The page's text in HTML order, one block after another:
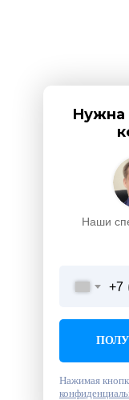
Наши
Нужна
+7
Нажимая